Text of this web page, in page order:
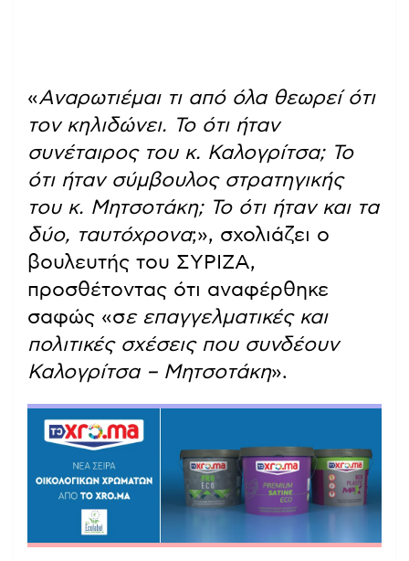
«Αναρωτιέμαι τι από όλα θεωρεί ότι
τον κηλιδώνει. Το ότι ήταν
συνέταιρος του κ. Καλογρίτσα; Το
ότι ήταν σύμβουλος στρατηγικής
του κ. Μητσοτάκη; Το ότι ήταν και τα
δύο, ταυτόχρονα;», σχολιάζει ο
βουλευτής του ΣΥΡΙΖΑ,
προσθέτοντας ότι αναφέρθηκε
σαφώς «σε επαγγελματικές και
πολιτικές σχέσεις που συνδέουν
Καλογρίτσα – Μητσοτάκη».